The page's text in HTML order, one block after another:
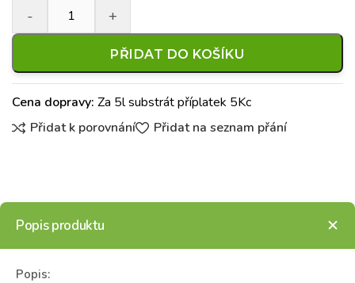
PŘIDAT DO KOŠÍKU
Cena dopravy: Za 5l substrát příplatek 5Kc
Přidat k porovnání
Přidat na seznam přání
Popis produktu
Popis: